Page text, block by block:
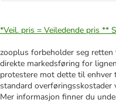
*Veil. pris = Veiledende pris **
zooplus forbeholder seg
direkte markedsføring for
protestere mot dette til enhver
standard overføringsskostader
Mer informasjon finner du